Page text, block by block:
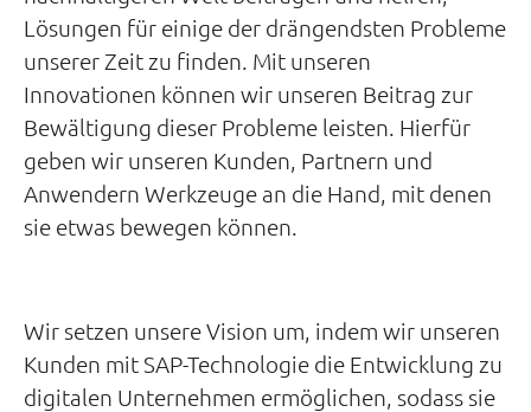
Lösungen für einige der drängendsten Probleme
unserer Zeit zu finden. Mit unseren
Innovationen können wir unseren Beitrag zur
Bewältigung dieser Probleme leisten. Hierfür
geben wir unseren Kunden, Partnern und
Anwendern Werkzeuge an die Hand, mit denen
sie etwas bewegen können.
Wir setzen unsere Vision um, indem wir unseren
Kunden mit SAP-Technologie die Entwicklung zu
digitalen Unternehmen ermöglichen, sodass sie